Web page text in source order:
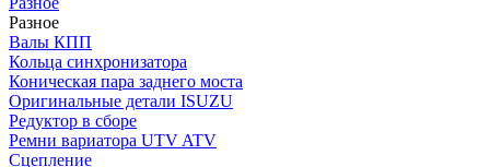
Разное
Валы КПП
Кольца синхронизатора
Коническая пара заднего моста
Оригинальные детали ISUZU
Редуктор в сборе
Ремни вариатора UTV ATV
Сцепление